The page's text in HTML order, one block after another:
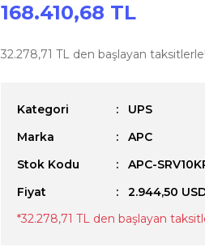
168.410,68 TL
32.278,71 TL den başlayan taksitlerle!
Kategori
UPS
Marka
APC
Stok Kodu
APC-
Fiyat
2.944,50
*32.278,71 TL den başlayan